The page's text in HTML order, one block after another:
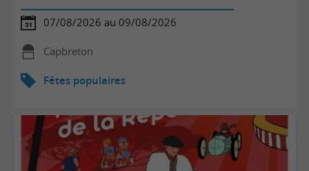
07/08/2026 au 09/08/2026
Capbreton
Fêtes populaires